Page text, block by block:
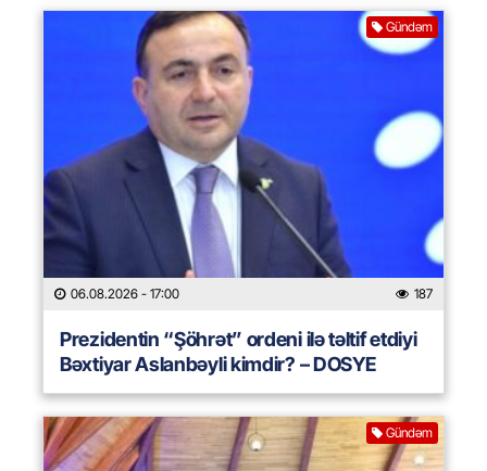
Gündəm
06.08.2026 - 17:00 187
Prezidentin “Şöhrət” ordeni ilə təltif etdiyi
Bəxtiyar Aslanbəyli kimdir? – DOSYE
Gündəm